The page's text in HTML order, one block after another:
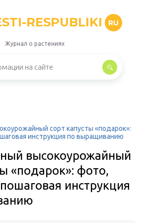
RESPUBLIKI RU
Журнал о растениях
сорт капусты «подарок»:
инструкция по выращиванию
высокоурожайный
«подарок»: фото,
инструкция